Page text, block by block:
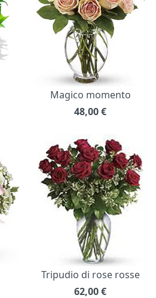
Magico momento
48,00€
Tripudio di rose rosse
62,00€